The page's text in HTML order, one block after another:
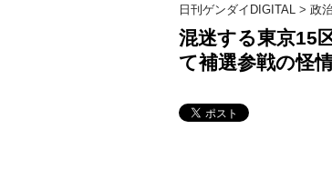
日刊ゲンダイDIGITAL 政
混迷する東京15
て補選参戦の怪